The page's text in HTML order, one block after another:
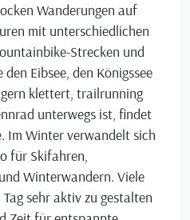
Wanderungen auf
mit unterschiedlichen
Strecken und
Eibsee, den Königssee
gern klettert, trailrunning
unterwegs ist, findet
Im Winter verwandelt sich
für Skifahren,
Winterwandern. Viele
sehr aktiv zu gestalten